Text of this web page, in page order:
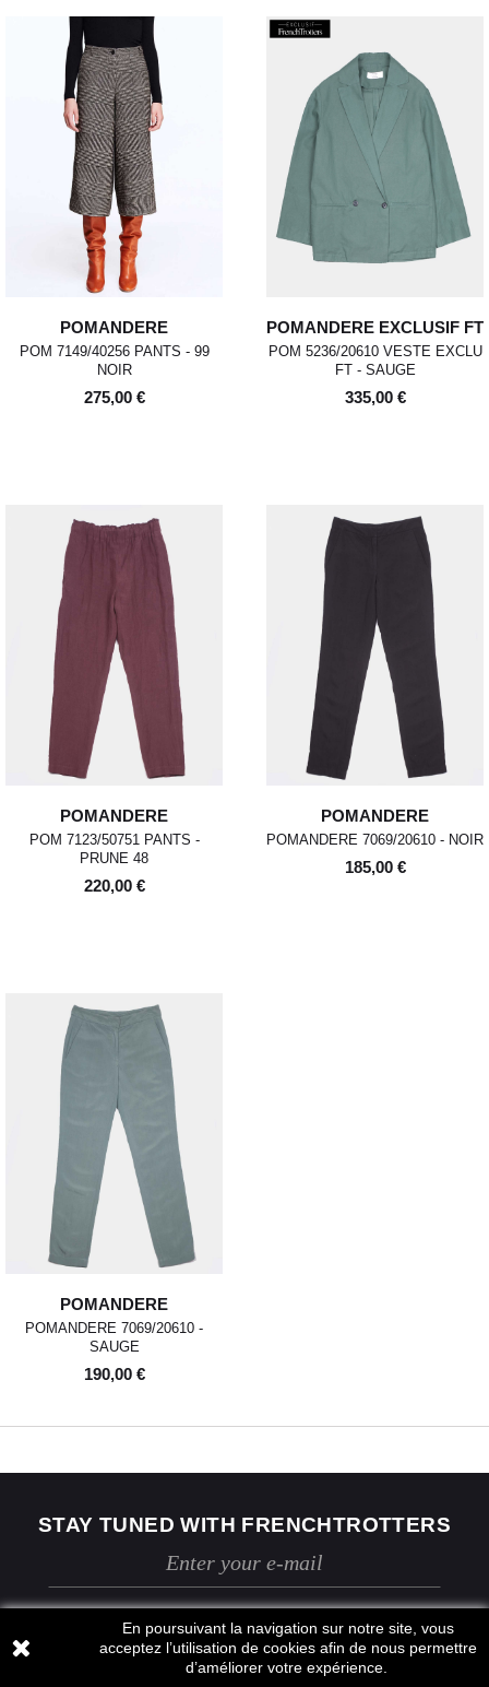
En poursuivant la navigation sur notre site, vous
acceptez l’utilisation de cookies afin de nous permettre
d’améliorer votre expérience.
POMANDERE
POM 7149/40256 PANTS - 99
NOIR
275,00 €
POMANDERE EXCLUSIF FT
POM 5236/20610 VESTE EXCLU
FT - SAUGE
335,00 €
POMANDERE
POM 7123/50751 PANTS -
PRUNE 48
220,00 €
POMANDERE
POMANDERE 7069/20610 - NOIR
185,00 €
POMANDERE
POMANDERE 7069/20610 -
SAUGE
190,00 €
STAY TUNED WITH FRENCHTROTTERS